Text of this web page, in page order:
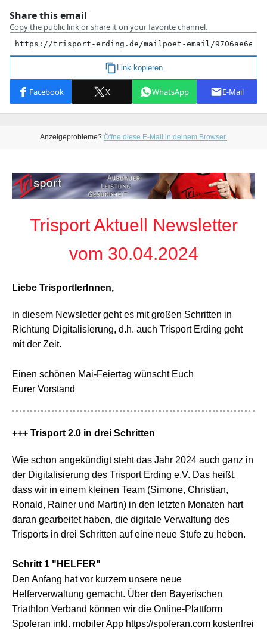
Anzeigeprobleme? Öffne diese E-Mail in deinem Browser.
Trisport Aktuell Newsletter
vom 30.04.2024
Liebe TrisportlerInnen,
in diesem Newsletter geht es mit großen Schritten in
Richtung Digitalisierung, d.h. auch Trisport Erding geht
mit der Zeit.
Einen schönen Mai-Feiertag wünscht Euch
Eurer Vorstand
+++ Trisport 2.0 in drei Schritten
Wie schon angekündigt steht das Jahr 2024 auch ganz in
der Digitalisierung des Trisport Erding e.V. Das heißt,
dass wir in einem kleinen Team (Simone, Christian,
Ronald, Rainer und Martin) in den letzten Monaten hart
daran gearbeitet haben, die digitale Verwaltung des
Trisports in drei Schritten auf eine neue Stufe zu heben.
Schritt 1 "HELFER"
Den Anfang hat vor kurzem unsere neue
Helferverwaltung gemacht. Über den Bayerischen
Triathlon Verband können wir die Online-Plattform
Spoferan inkl. mobiler App https://spoferan.com kostenfrei